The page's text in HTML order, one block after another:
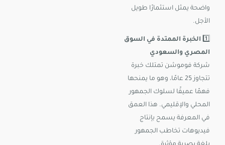
واضحة يمثل استثمارًا طويل
الأجل.
1️⃣ الخبرة الممتدة في السوق
المصري والسعودي
شركة فوموشن تمتلك خبرة
تتجاوز 25 عامًا، وهو ما يمنحها
فهمًا عميقًا لسلوك الجمهور
المحلي والإقليمي. هذا العمق
في المعرفة يسمح بإنتاج
فيديوهات تخاطب الجمهور